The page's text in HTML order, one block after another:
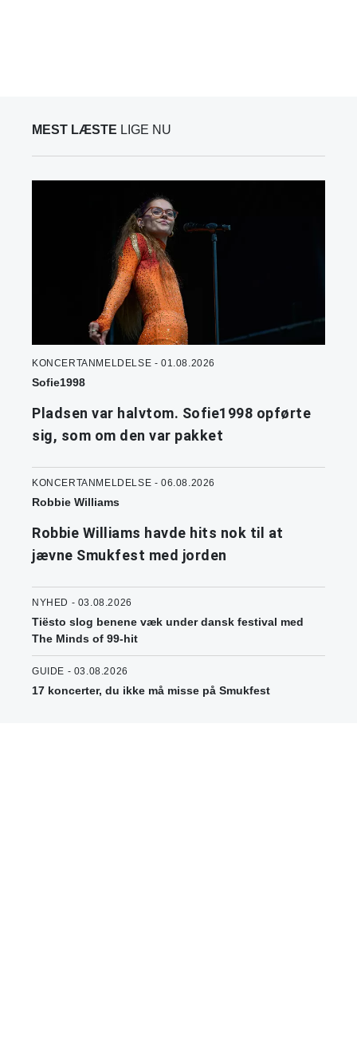
MEST LÆSTE LIGE NU
KONCERTANMELDELSE - 01.08.2026
Sofie1998
Pladsen var halvtom. Sofie1998 opførte
sig, som om den var pakket
KONCERTANMELDELSE - 06.08.2026
Robbie Williams
Robbie Williams havde hits nok til at
jævne Smukfest med jorden
NYHED - 03.08.2026
Tiësto slog benene væk under dansk festival med
The Minds of 99-hit
GUIDE - 03.08.2026
17 koncerter, du ikke må misse på Smukfest